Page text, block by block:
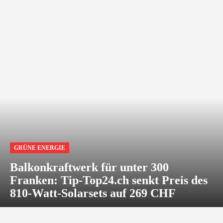
GRÜNE ENERGIE
Balkonkraftwerk für unter 300
Franken: Tip-Top24.ch senkt Preis des
810-Watt-Solarsets auf 269 CHF